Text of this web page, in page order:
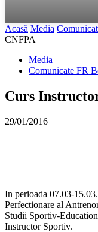
Acasă Media
CNFPA
Media
Comunicate FR
Curs
29/01/2016
In perioada 07.03-
Perfectionare al
Studii Sportiv-
Instructor Sportiv.